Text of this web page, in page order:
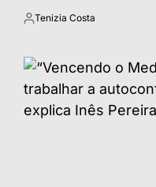
Postado
Tenizia Costa